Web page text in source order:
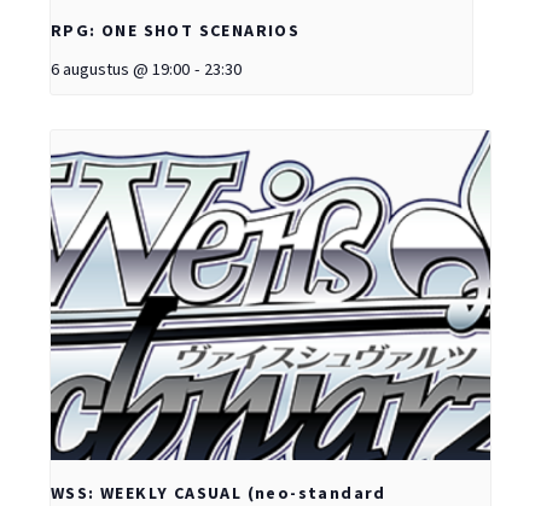
RPG: ONE SHOT SCENARIOS
6 augustus @ 19:00 - 23:30
WSS: WEEKLY CASUAL (neo-standard